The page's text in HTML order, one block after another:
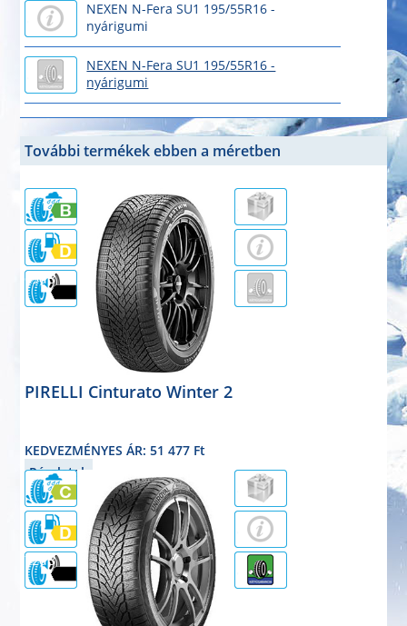
NEXEN N-Fera SU1 195/55R16 -
nyárigumi
NEXEN N-Fera SU1 195/55R16 -
nyárigumi
További termékek ebben a méretben
69dB
PIRELLI Cinturato Winter 2
KEDVEZMÉNYES ÁR: 51 477 Ft
Részletek
72dB